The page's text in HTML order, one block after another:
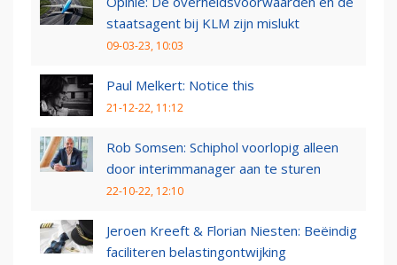
staatsagent bij KLM zijn mislukt
09-03-23, 10:03
Paul Melkert: Notice this
21-12-22, 11:12
Rob Somsen: Schiphol voorlopig alleen
door interimmanager aan te sturen
22-10-22, 12:10
Jeroen Kreeft & Florian Niesten: Beëindig
faciliteren belastingontwijking